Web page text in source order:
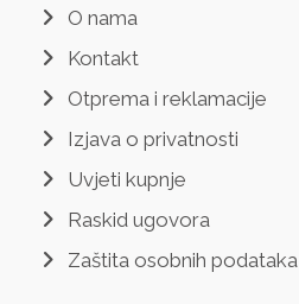
O nama
Kontakt
Otprema i reklamacije
Izjava o privatnosti
Uvjeti kupnje
Raskid ugovora
Zaštita osobnih podataka